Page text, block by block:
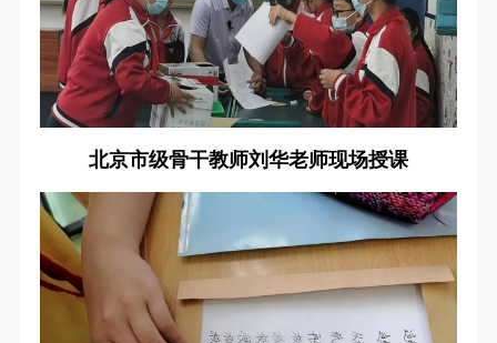
北京市级骨干教师刘华老师现场授课